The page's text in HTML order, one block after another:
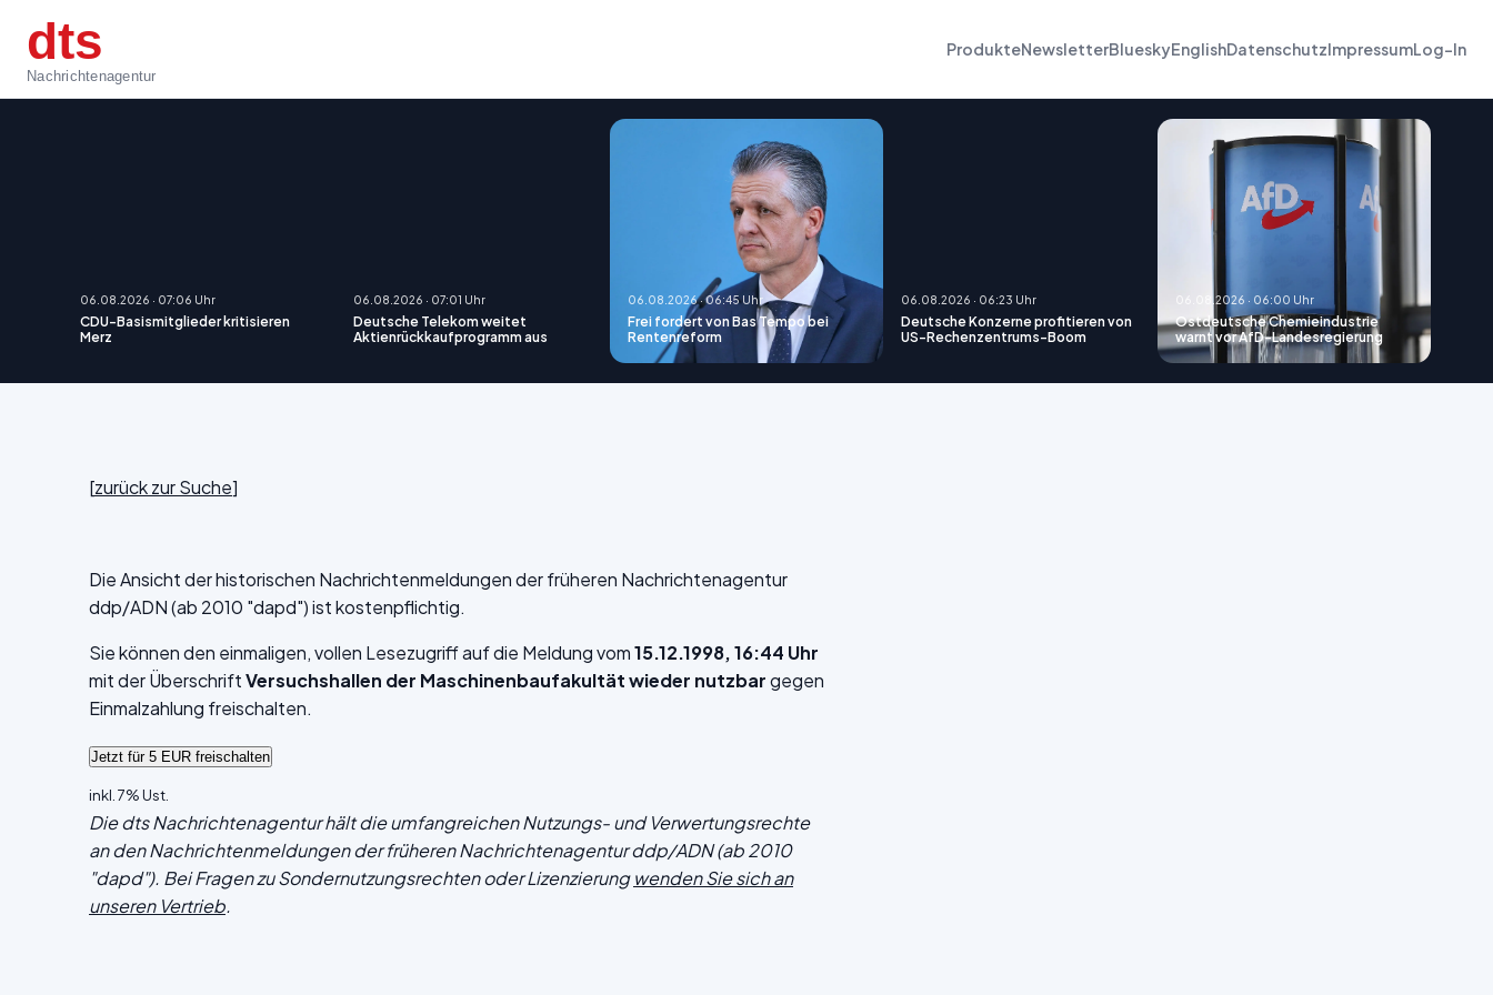
dts
Nachrichtenagentur
ProdukteNewsletterBlueskyEnglishDatenschutzImpressumLog-In
06.08.2026 · 07:06 Uhr
CDU-Basismitglieder kritisieren
Merz
06.08.2026 · 07:01 Uhr
Deutsche Telekom weitet
Aktienrückkaufprogramm aus
06.08.2026 · 06:45 Uhr
Frei fordert von Bas Tempo bei
Rentenreform
06.08.2026 · 06:23 Uhr
Deutsche Konzerne profitieren von
US-Rechenzentrums-Boom
06.08.2026 · 06:00 Uhr
Ostdeutsche Chemieindustrie
warnt vor AfD-Landesregierung
[zurück zur Suche]
Die Ansicht der historischen Nachrichtenmeldungen der früheren Nachrichtenagentur
ddp/ADN (ab 2010 "dapd") ist kostenpflichtig.
Sie können den einmaligen, vollen Lesezugriff auf die Meldung vom15.12.1998, 16:44 Uhr
mit der ÜberschriftVersuchshallen der Maschinenbaufakultät wieder nutzbargegen
Einmalzahlung freischalten.
inkl. 7% Ust.
Die dts Nachrichtenagentur hält die umfangreichen Nutzungs- und Verwertungsrechte
an den Nachrichtenmeldungen der früheren Nachrichtenagentur ddp/ADN (ab 2010
"dapd"). Bei Fragen zu Sondernutzungsrechten oder Lizenzierungwenden Sie sich an
unseren Vertrieb.